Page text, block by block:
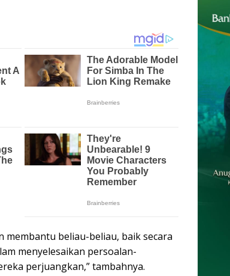
membantu beliau-beliau, baik secara
menyelesaikan persoalan-
perjuangkan,” tambahnya.